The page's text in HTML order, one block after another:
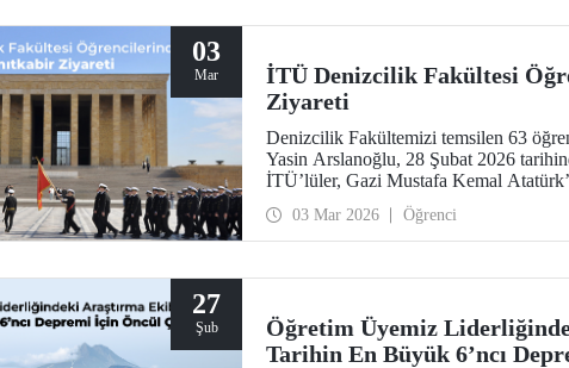
proje,
03
Mar
İTÜ Denizcilik Fakültesi
Ziyareti
Denizcilik Fakültemizi temsilen 63
Yasin Arslanoğlu, 28 Şubat 2026
İTÜ’lüler, Gazi Mustafa Kemal
anı defterinin imzalanmasının
Müzesi’ni gezdi.
03 Mar 2026 Öğrenci
27
Şub
Öğretim Üyemiz
Tarihin En Büyük 6’ncı